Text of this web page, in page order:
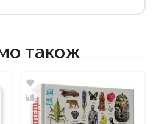
також